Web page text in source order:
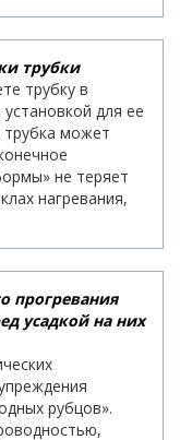
трубки
трубку в
для ее
трубка может
не теряет
нагревания,
прогревания
усадкой на них
рубцов».